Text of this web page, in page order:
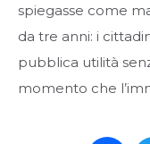
spiegasse come
da tre anni: i
pubblica utilità
momento che